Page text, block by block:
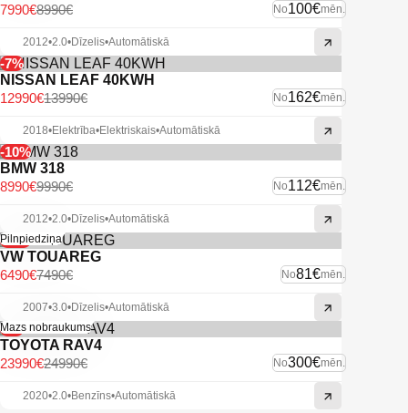
No100€mēn.
8990€
7990€
2012•2.0•Dīzelis•Automātiskā
-7%
NISSAN LEAF 40KWH
No162€mēn.
13990€
12990€
2018•Elektrība•Elektriskais•Automātiskā
-10%
BMW 318
No112€mēn.
9990€
8990€
2012•2.0•Dīzelis•Automātiskā
-13%
Pilnpiedziņa
VW TOUAREG
No81€mēn.
7490€
6490€
2007•3.0•Dīzelis•Automātiskā
-4%
Mazs nobraukums
TOYOTA RAV4
No300€mēn.
24990€
23990€
2020•2.0•Benzīns•Automātiskā